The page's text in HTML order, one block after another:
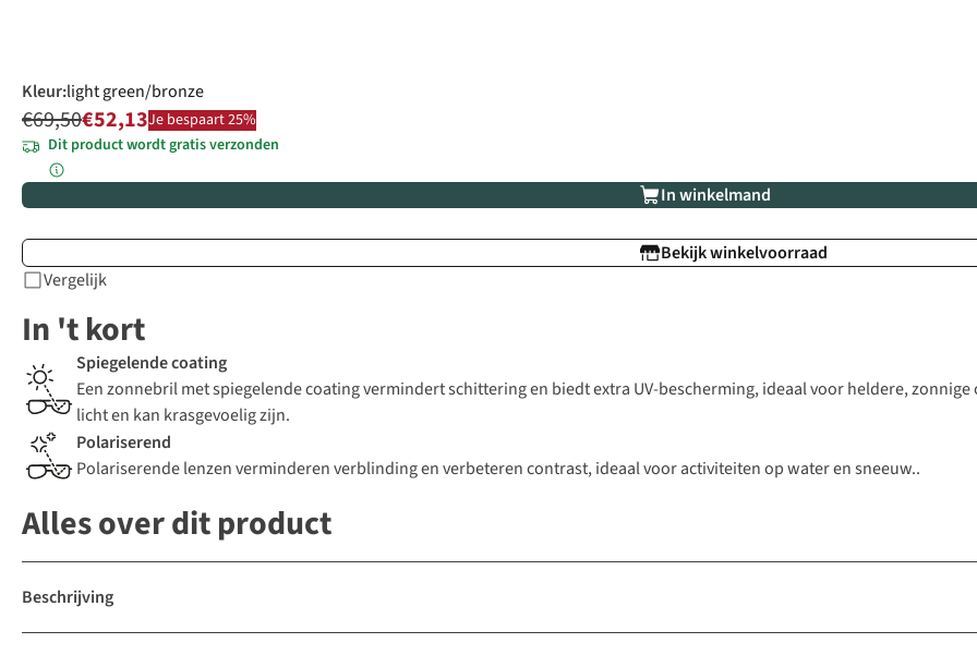
Kleur:light green/bronze
€69,50€52,13Je bespaart 25%
Dit product wordt gratis verzonden
In winkelmand
Bekijk winkelvoorraad
Vergelijk
In 't kort
Spiegelende coating
Een zonnebril met spiegelende coating vermindert schittering en biedt extra UV-bescherming, ideaal voor heldere,
licht en kan krasgevoelig zijn.
Polariserend
Polariserende lenzen verminderen verblinding en verbeteren contrast, ideaal voor activiteiten op water en sneeuw..
Alles over dit product
Beschrijving